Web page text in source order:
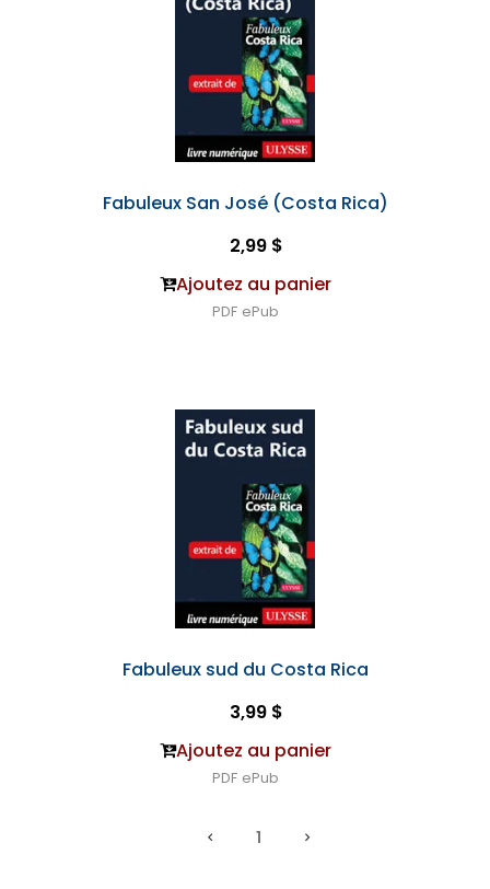
Fabuleux San José (Costa Rica)
2,99 $
Ajoutez au panier
PDF ePub
Fabuleux sud du Costa Rica
3,99 $
Ajoutez au panier
PDF ePub
1